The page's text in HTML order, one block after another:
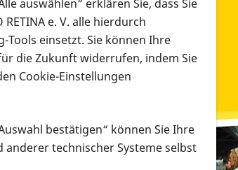
auswählen“ erklären Sie, dass Sie
e. V. alle hierdurch
Tools einsetzt. Sie können Ihre
die Zukunft widerrufen, indem Sie
Cookie-Einstellungen
bestätigen“ können Sie Ihre
technischer Systeme selbst